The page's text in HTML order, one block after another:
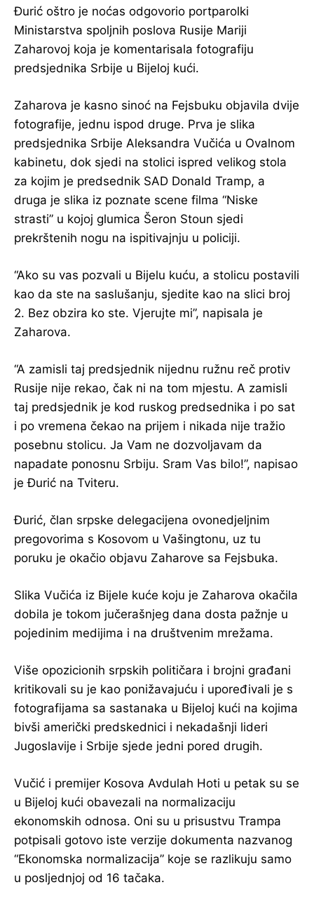
Đurić oštro je noćas odgovorio portparolki
Ministarstva spoljnih poslova Rusije Mariji
Zaharovoj koja je komentarisala fotografiju
predsjednika Srbije u Bijeloj kući.
Zaharova je kasno sinoć na Fejsbuku objavila dvije
fotografije, jednu ispod druge. Prva je slika
predsjednika Srbije Aleksandra Vučića u Ovalnom
kabinetu, dok sjedi na stolici ispred velikog stola
za kojim je predsednik SAD Donald Tramp, a
druga je slika iz poznate scene filma “Niske
strasti” u kojoj glumica Šeron Stoun sjedi
prekrštenih nogu na ispitivajnju u policiji.
“Ako su vas pozvali u Bijelu kuću, a stolicu postavili
kao da ste na saslušanju, sjedite kao na slici broj
2. Bez obzira ko ste. Vjerujte mi”, napisala je
Zaharova.
“A zamisli taj predsjednik nijednu ružnu reč protiv
Rusije nije rekao, čak ni na tom mjestu. A zamisli
taj predsjednik je kod ruskog predsednika i po sat
i po vremena čekao na prijem i nikada nije tražio
posebnu stolicu. Ja Vam ne dozvoljavam da
napadate ponosnu Srbiju. Sram Vas bilo!”, napisao
je Đurić na Tviteru.
Đurić, član srpske delegacijena ovonedjeljnim
pregovorima s Kosovom u Vašingtonu, uz tu
poruku je okačio objavu Zaharove sa Fejsbuka.
Slika Vučića iz Bijele kuće koju je Zaharova okačila
dobila je tokom jučerašnjeg dana dosta pažnje u
pojedinim medijima i na društvenim mrežama.
Više opozicionih srpskih političara i brojni građani
kritikovali su je kao ponižavajuću i upoređivali je s
fotografijama sa sastanaka u Bijeloj kući na kojima
bivši američki predskednici i nekadašnji lideri
Jugoslavije i Srbije sjede jedni pored drugih.
Vučić i premijer Kosova Avdulah Hoti u petak su se
u Bijeloj kući obavezali na normalizaciju
ekonomskih odnosa. Oni su u prisustvu Trampa
potpisali gotovo iste verzije dokumenta nazvanog
“Ekonomska normalizacija” koje se razlikuju samo
u posljednjoj od 16 tačaka.